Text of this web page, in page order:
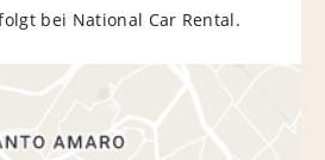
bei National Car Rental.